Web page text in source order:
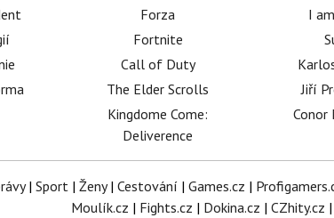
Forza
Fortnite
Call of Duty
The Elder Scrolls
Kingdome Come:
Deliverence
I
Jiří
Conor
| Sport| Ženy| Cestování | Games.cz |
Moulík.cz | Fights.cz | Dokina.cz | CZhity.cz |